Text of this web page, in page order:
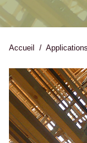
Accueil / Applications